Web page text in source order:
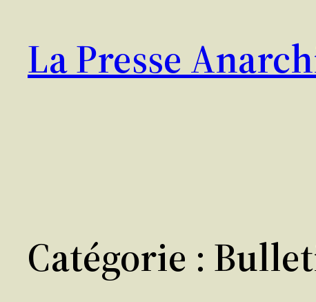
contenu
La Presse
Catégorie :